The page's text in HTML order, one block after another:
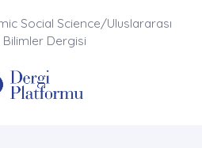
Social Science/Uluslararası
Bilimler Dergisi